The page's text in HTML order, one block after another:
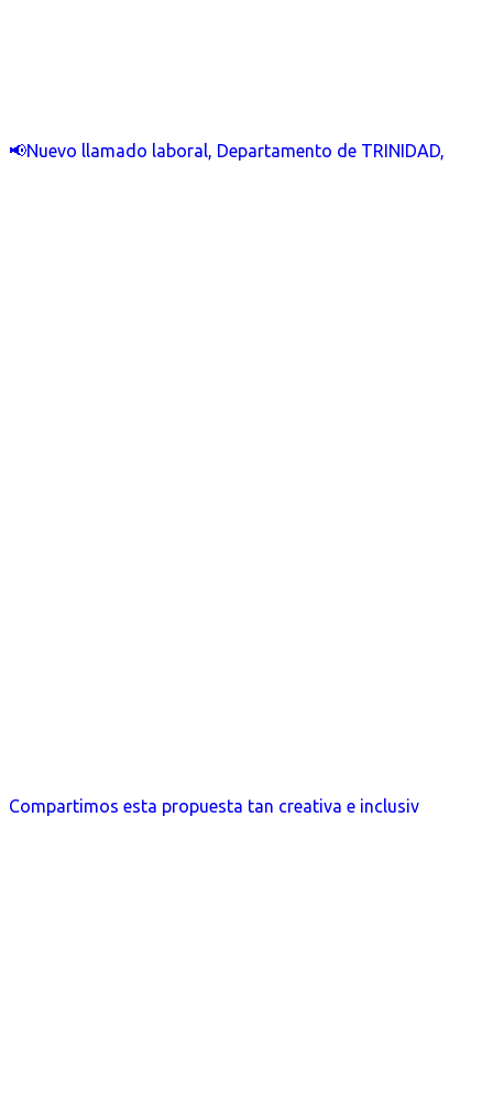
📢Nuevo llamado laboral, Departamento de TRINIDAD,
Compartimos esta propuesta tan creativa e inclusiv